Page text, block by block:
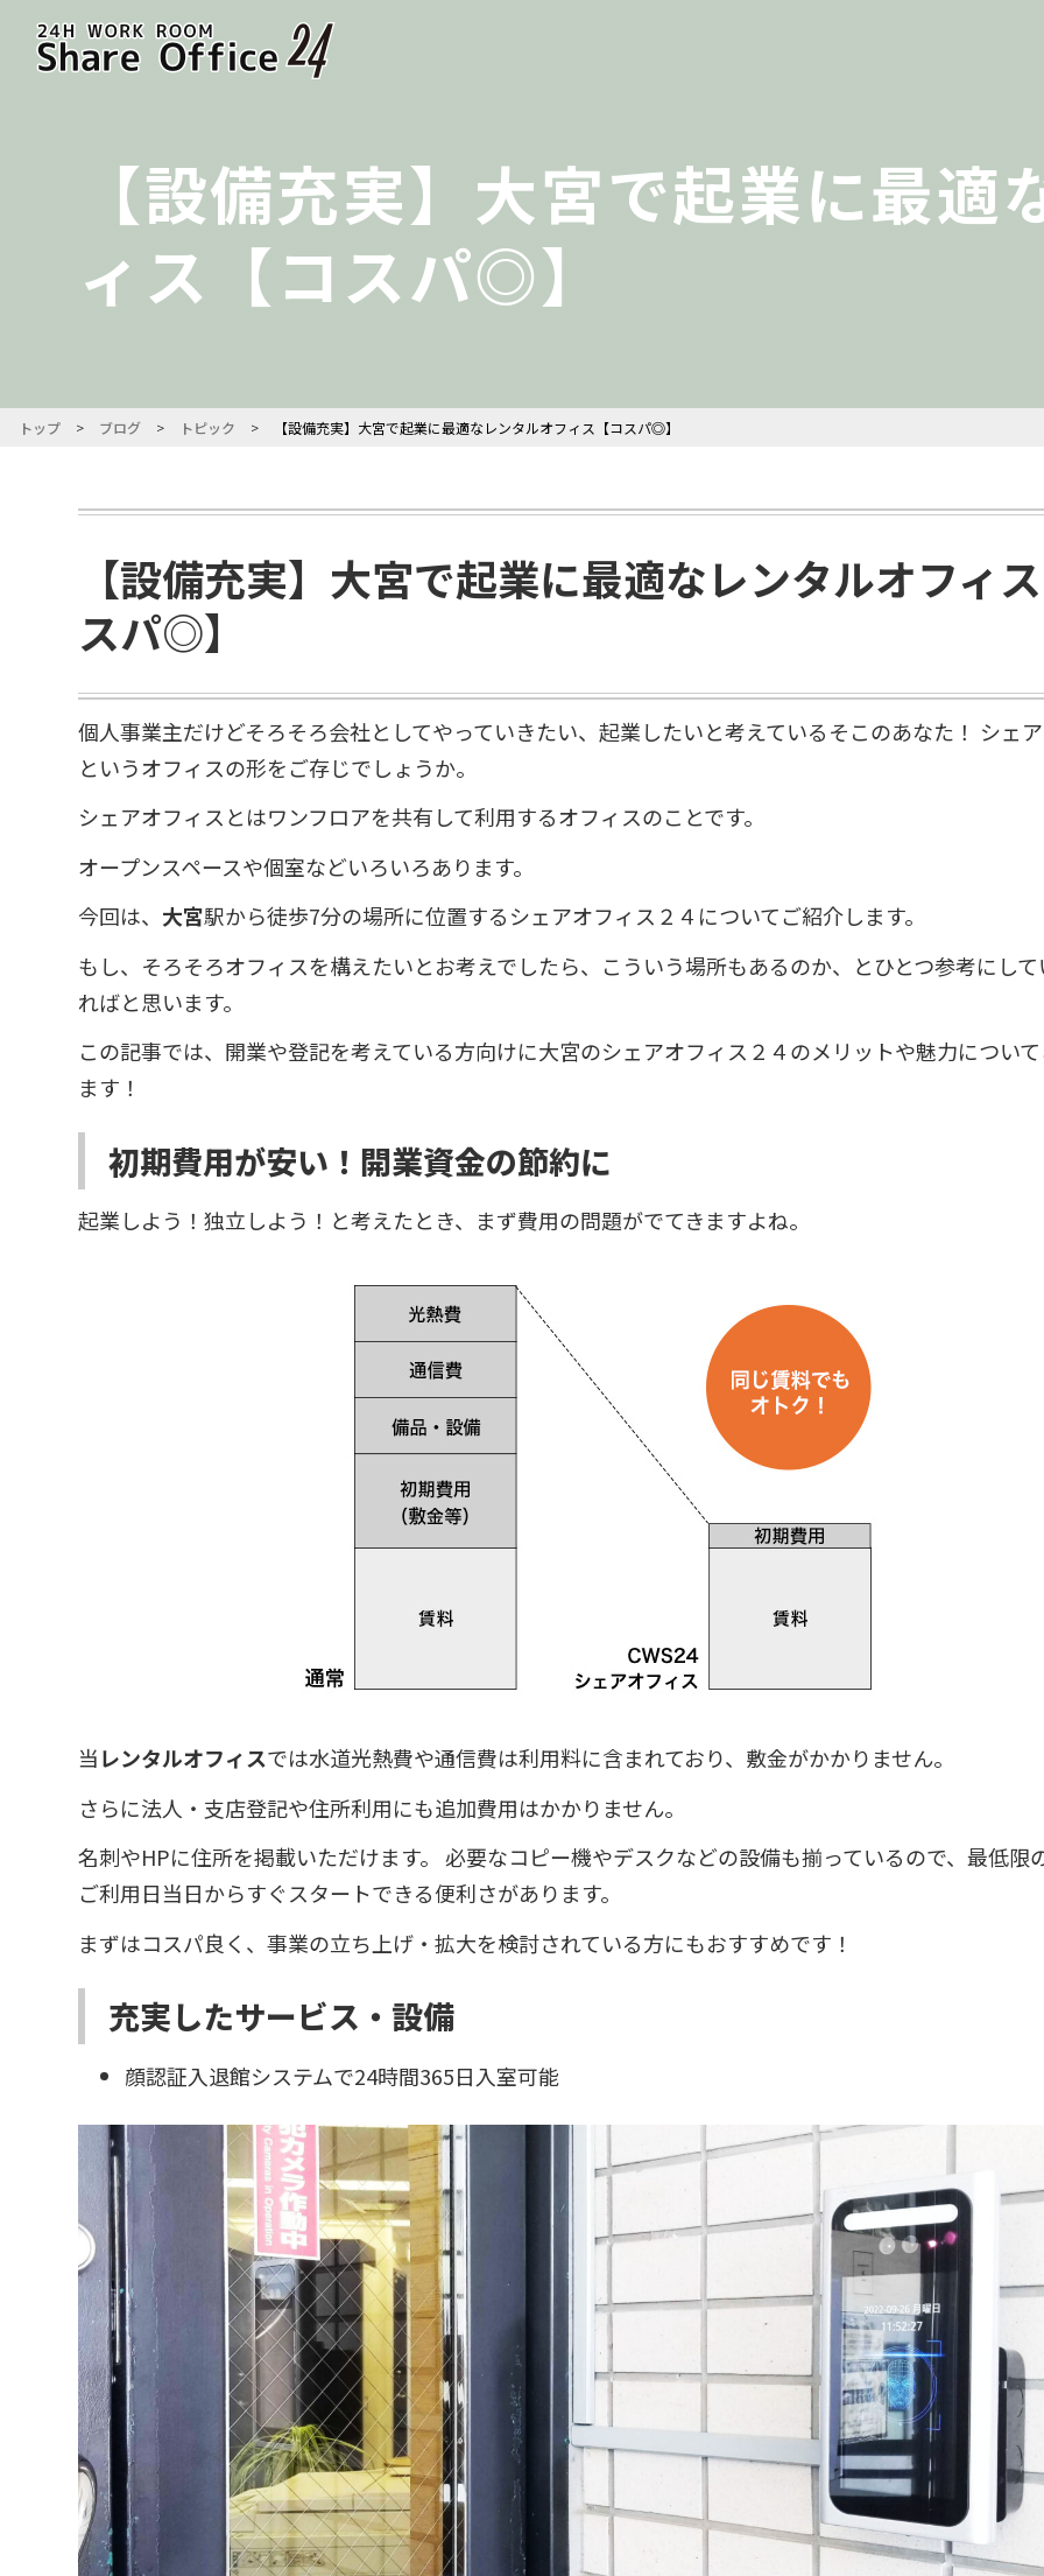
【設備充実】大宮で起業に最
ィス【コスパ◎】
トップ > ブログ > トピック > 【設備充実】大宮で起業に最適なレンタルオフィス【コスパ◎】
【設備充実】大宮で起業に最適なレンタルオフィ
スパ◎】
個人事業主だけどそろそろ会社としてやっていきたい、起業したいと考えているそこのあなた！ シェ
というオフィスの形をご存じでしょうか。
シェアオフィスとはワンフロアを共有して利用するオフィスのことです。
オープンスペースや個室などいろいろあります。
今回は、 大宮駅から徒歩7分の場所に位置するシェアオフィス２４についてご紹介します。
もし、そろそろオフィスを構えたいとお考えでしたら、こういう場所もあるのか、とひとつ参考にし
ればと思います。
この記事では、開業や登記を考えている方向けに大宮のシェアオフィス２４のメリットや魅力につい
ます！
初期費用が安い！開業資金の節約に
起業しよう！独立しよう！と考えたとき、まず費用の問題がでてきますよね。
当レンタルオフィスでは水道光熱費や通信費は利用料に含まれており、敷金がかかりません。
さらに法人・支店登記や住所利用にも追加費用はかかりません。
名刺やHPに住所を掲載いただけます。 必要なコピー機やデスクなどの設備も揃っているので、最低限
ご利用日当日からすぐスタートできる便利さがあります。
まずはコスパ良く、事業の立ち上げ・拡大を検討されている方にもおすすめです！
充実したサービス・設備
顔認証入退館システムで24時間365日入室可能